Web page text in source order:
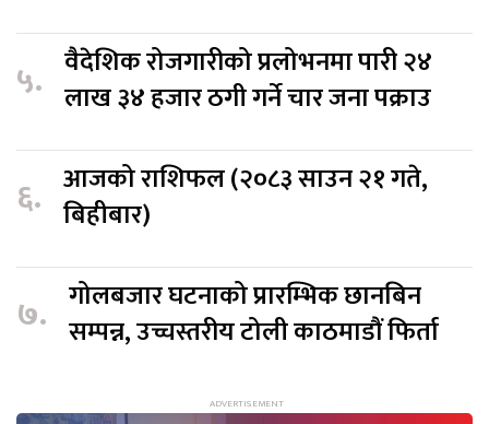
५. वैदेशिक रोजगारीको प्रलोभनमा पारी २४
लाख ३४ हजार ठगी गर्ने चार जना पक्राउ
६. आजको राशिफल (२०८३ साउन २१ गते,
बिहीबार)
७. गोलबजार घटनाको प्रारम्भिक छानबिन
सम्पन्न, उच्चस्तरीय टोली काठमाडौं फिर्ता